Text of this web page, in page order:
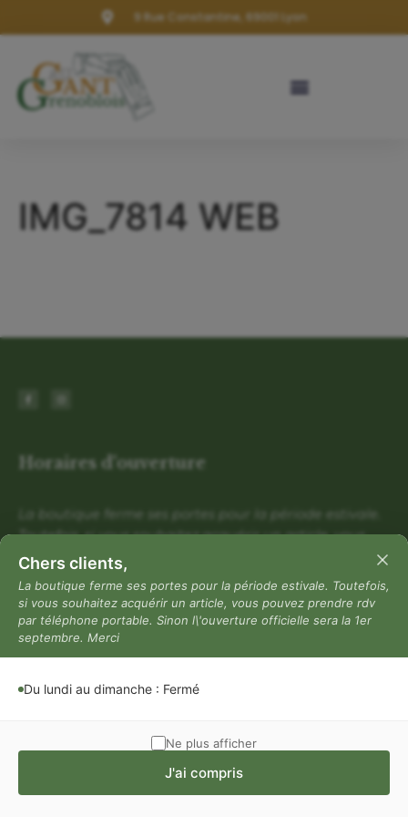
9 Rue Constantine, 69001 Lyon
IMG_7814 WEB
Horaires d'ouverture
La boutique ferme ses portes pour la période estivale.
Toutefois, si vous souhaitez acquérir un article, vous
pouvez prendre rdv par téléphone portable. Sinon
l\'ouverture officielle sera la 1er septembre. Merci
Du lundi au dimanche : Fermé
Mentions légales
Politique de confidentialité
Chers clients,
La boutique ferme ses portes pour la période estivale. Toutefois,
si vous souhaitez acquérir un article, vous pouvez prendre rdv
par téléphone portable. Sinon l\'ouverture officielle sera la 1er
septembre. Merci
Du lundi au dimanche : Fermé
Ne plus afficher
J'ai compris